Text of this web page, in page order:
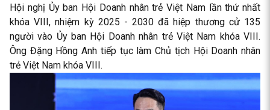
Hội nghị Ủy ban Hội Doanh nhân trẻ Việt Nam lần thứ nhất
khóa VIII, nhiệm kỳ 2025 - 2030 đã hiệp thương cử 135
người vào Ủy ban Hội Doanh nhân trẻ Việt Nam khóa VIII.
Ông Đặng Hồng Anh tiếp tục làm Chủ tịch Hội Doanh nhân
trẻ Việt Nam khóa VIII.